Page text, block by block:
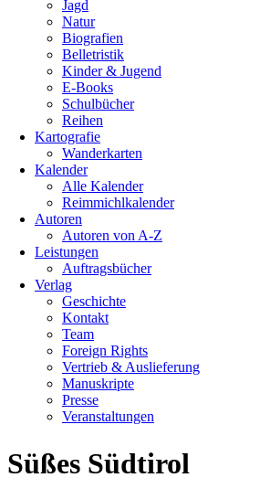
Jagd
Natur
Biografien
Belletristik
Kinder & Jugend
E-Books
Schulbücher
Reihen
Kartografie
Wanderkarten
Kalender
Alle Kalender
Reimmichlkalender
Autoren
Autoren von A-Z
Leistungen
Auftragsbücher
Verlag
Geschichte
Kontakt
Team
Foreign Rights
Vertrieb & Auslieferung
Manuskripte
Presse
Veranstaltungen
Süßes Südtirol